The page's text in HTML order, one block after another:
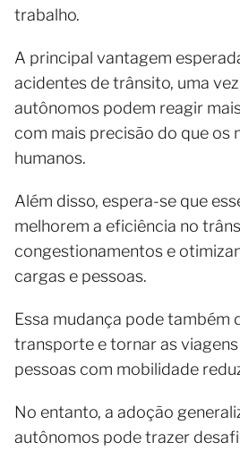
trabalho.
A principal vantagem
acidentes de trânsito, uma
autônomos podem reagir
com mais precisão do que os
humanos.
Além disso, espera-se que
melhorem a eficiência no
congestionamentos e
cargas e pessoas.
Essa mudança pode também
transporte e tornar as
pessoas com mobilidade
No entanto, a adoção
autônomos pode trazer